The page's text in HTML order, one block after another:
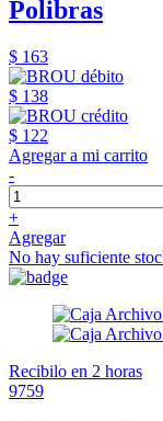
Polibras
$ 163
$ 138
$ 122
Agregar a mi carrito
-
+
Agregar
No hay suficiente
Recibilo en 2 horas
9759